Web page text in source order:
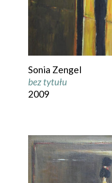
Sonia Zengel
bez tytułu
2009